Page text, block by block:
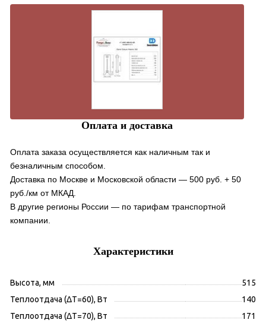
Оплата и доставка
Оплата заказа осуществляется как наличным так и
безналичным способом.
Доставка по Москве и Московской области — 500 руб. + 50
руб./км от МКАД.
В другие регионы России — по тарифам транспортной
компании.
Характеристики
Высота, мм
515
Теплоотдача (ΔT=60), Вт
140
Теплоотдача (ΔT=70), Вт
171